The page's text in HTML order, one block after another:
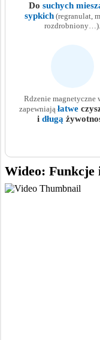
Do suchych
sypkich(regranulat,
rozdrobniony…).
Rdzenie magnetyczne
zapewniają łatwe
i długą
Wideo: Funkcje